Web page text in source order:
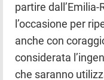
partire
l’occasione per
anche con
considerata
che saranno